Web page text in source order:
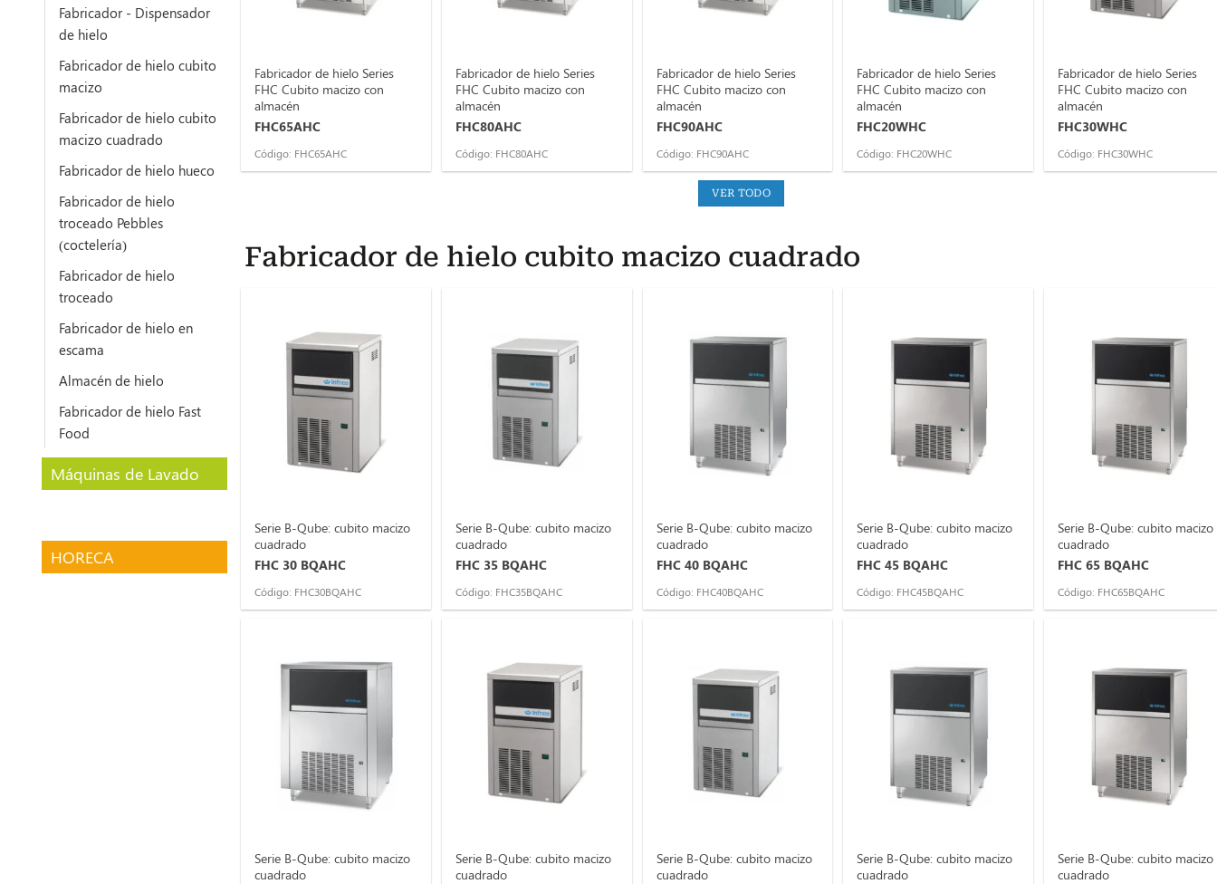
Fabricador - Dispensador
de hielo
Fabricador de hielo cubito
macizo
Fabricador de hielo cubito
macizo cuadrado
Fabricador de hielo hueco
Fabricador de hielo
troceado Pebbles
(coctelería)
Fabricador de hielo
troceado
Fabricador de hielo en
escama
Almacén de hielo
Fabricador de hielo Fast
Food
Máquinas de Lavado
HORECA
Fabricador de hielo Series
FHC Cubito macizo con
almacén
FHC65AHC
Código: FHC65AHC
Fabricador de hielo Series
FHC Cubito macizo con
almacén
FHC80AHC
Código: FHC80AHC
Fabricador de hielo Series
FHC Cubito macizo con
almacén
FHC90AHC
Código: FHC90AHC
Fabricador de hielo Series
FHC Cubito macizo con
almacén
FHC20WHC
Código: FHC20WHC
Fabricador de hielo Series
FHC Cubito macizo con
almacén
FHC30WHC
Código: FHC30WHC
VER TODO
Fabricador de hielo cubito macizo cuadrado
Serie B-Qube: cubito macizo
cuadrado
FHC 30 BQAHC
Código: FHC30BQAHC
Serie B-Qube: cubito macizo
cuadrado
FHC 35 BQAHC
Código: FHC35BQAHC
Serie B-Qube: cubito macizo
cuadrado
FHC 40 BQAHC
Código: FHC40BQAHC
Serie B-Qube: cubito macizo
cuadrado
FHC 45 BQAHC
Código: FHC45BQAHC
Serie B-Qube: cubito macizo
cuadrado
FHC 65 BQAHC
Código: FHC65BQAHC
Serie B-Qube: cubito macizo
cuadrado
Serie B-Qube: cubito macizo
cuadrado
Serie B-Qube: cubito macizo
cuadrado
Serie B-Qube: cubito macizo
cuadrado
Serie B-Qube: cubito macizo
cuadrado